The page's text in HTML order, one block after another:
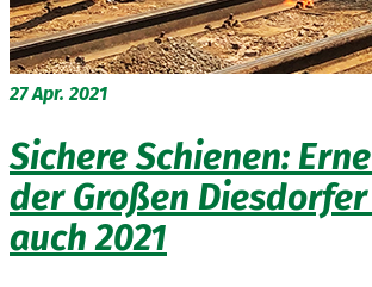
27Apr. 2021
Sichere Schienen:
der Großen
auch 2021